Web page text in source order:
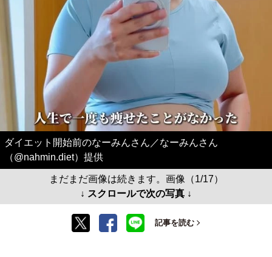
ダイエット開始前のなーみんさん／なーみんさん
（@nahmin.diet）提供
まだまだ画像は続きます。画像（1/17）
↓ スクロールで次の写真 ↓
記事を読む